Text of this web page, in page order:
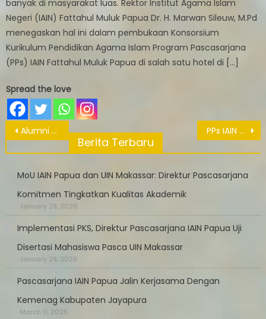
banyak di masyarakat luas. Rektor Institut Agama Islam
Negeri (IAIN) Fattahul Muluk Papua Dr. H. Marwan Sileuw, M.Pd
menegaskan hal ini dalam pembukaan Konsorsium
Kurikulum Pendidikan Agama Islam Program Pascasarjana
(PPs) IAIN Fattahul Muluk Papua di salah satu hotel di […]
Spread the love
Post
navigation
Alumni PPs IAIN Papua Komitmen Jalankan Program Sosialisasi PPs IAIN Papua Gelar Workshop Penyusunan RPS
Berita Terbaru
MoU IAIN Papua dan UIN Makassar: Direktur Pascasarjana
Komitmen Tingkatkan Kualitas Akademik
January 29, 2026
Implementasi PKS, Direktur Pascasarjana IAIN Papua Uji
Disertasi Mahasiswa Pasca UIN Makassar
January 29, 2026
Pascasarjana IAIN Papua Jalin Kerjasama Dengan
Kemenag Kabupaten Jayapura
March 11, 2025